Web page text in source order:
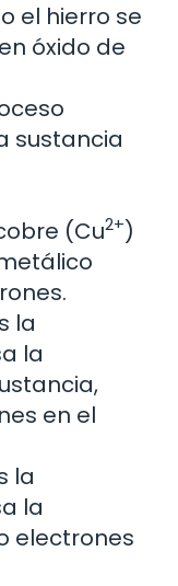
el hierro se
óxido de
sustancia
(Cu2+)
la
la
en el
la
la
electrones